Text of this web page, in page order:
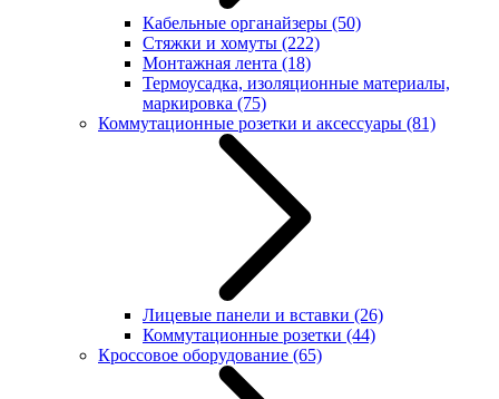
Кабельные органайзеры (50)
Стяжки и хомуты (222)
Монтажная лента (18)
Термоусадка, изоляционные материалы,
маркировка (75)
Коммутационные розетки и аксессуары (81)
Лицевые панели и вставки (26)
Коммутационные розетки (44)
Кроссовое оборудование (65)